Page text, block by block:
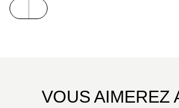
intelligence et subtilité la vie
égyptien et l'âpre combat des
VOUS AIMEREZ